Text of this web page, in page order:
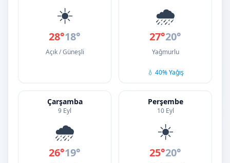
☀️
28°18°
Açık / Güneşli
🌧️
27°20°
Yağmurlu
💧 40% Yağış
Çarşamba
9 Eyl
🌧️
26°19°
Perşembe
10 Eyl
☀️
25°20°